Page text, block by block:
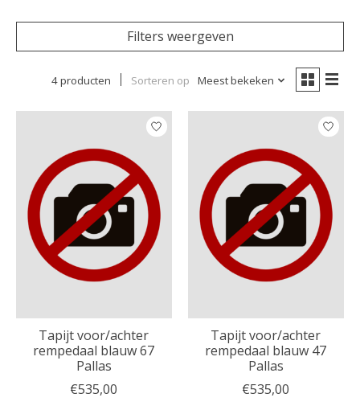
Filters weergeven
4 producten Sorteren op Meest bekeken
Tapijt voor/achter
rempedaal blauw 67
Pallas
€535,00
Tapijt voor/achter
rempedaal blauw 47
Pallas
€535,00